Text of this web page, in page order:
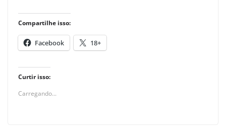
Compartilhe isso:
Facebook 18+
Curtir isso:
Carregando...